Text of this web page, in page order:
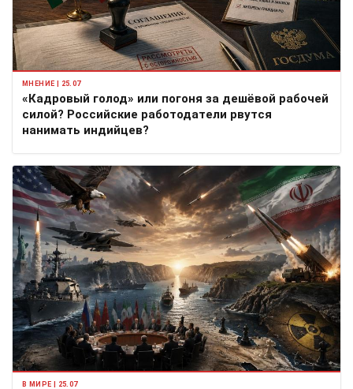
МНЕНИЕ | 25.07
«Кадровый голод» или погоня за дешёвой рабочей
силой? Российские работодатели рвутся
нанимать индийцев?
В МИРЕ | 25.07